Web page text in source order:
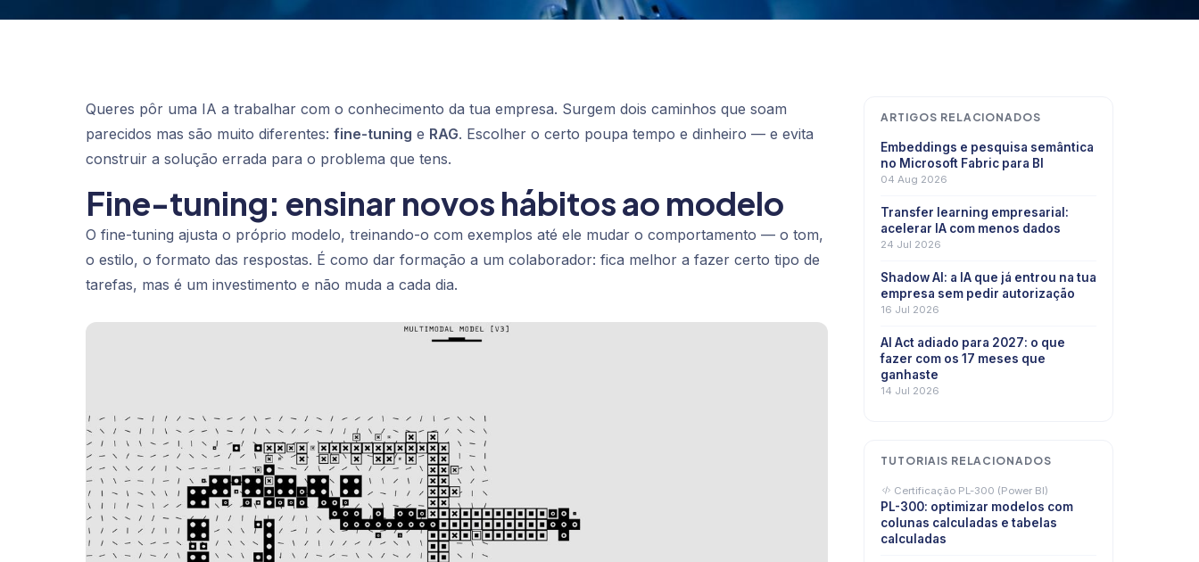
Queres pôr uma IA a trabalhar com o conhecimento da tua empresa. Surgem dois caminhos que soam
parecidos mas são muito diferentes: fine-tuning e RAG. Escolher o certo poupa tempo e dinheiro — e evita
construir a solução errada para o problema que tens.
Fine-tuning: ensinar novos hábitos ao modelo
O fine-tuning ajusta o próprio modelo, treinando-o com exemplos até ele mudar o comportamento — o tom,
o estilo, o formato das respostas. É como dar formação a um colaborador: fica melhor a fazer certo tipo de
tarefas, mas é um investimento e não muda a cada dia.
ARTIGOS RELACIONADOS
Embeddings e pesquisa semântica
no Microsoft Fabric para BI
04 Aug 2026
Transfer learning empresarial:
acelerar IA com menos dados
24 Jul 2026
Shadow AI: a IA que já entrou na tua
empresa sem pedir autorização
16 Jul 2026
AI Act adiado para 2027: o que
fazer com os 17 meses que
ganhaste
14 Jul 2026
TUTORIAIS RELACIONADOS
Certificação PL-300 (Power BI)
PL-300: optimizar modelos com
colunas calculadas e tabelas
calculadas